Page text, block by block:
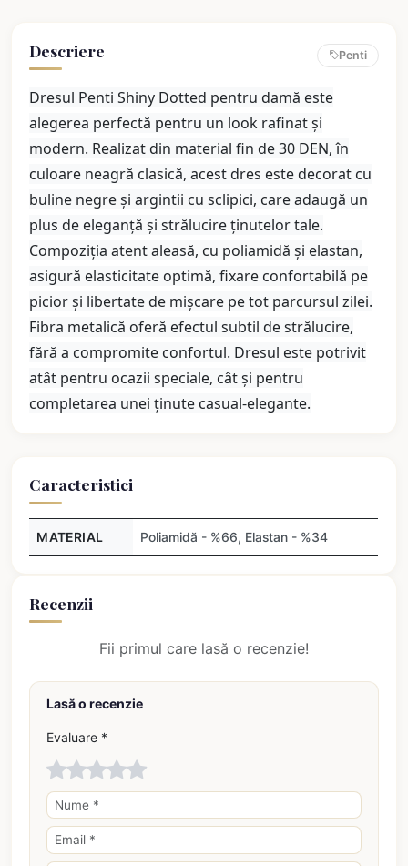
Descriere Penti
Dresul Penti Shiny Dotted pentru damă este
alegerea perfectă pentru un look rafinat și
modern. Realizat din material fin de 30 DEN, în
culoare neagră clasică, acest dres este decorat cu
buline negre și argintii cu sclipici, care adaugă un
plus de eleganță și strălucire ținutelor tale.
Compoziția atent aleasă, cu poliamidă și elastan,
asigură elasticitate optimă, fixare confortabilă pe
picior și libertate de mișcare pe tot parcursul zilei.
Fibra metalică oferă efectul subtil de strălucire,
fără a compromite confortul. Dresul este potrivit
atât pentru ocazii speciale, cât și pentru
completarea unei ținute casual-elegante.
Caracteristici
MATERIAL Poliamidă - %66, Elastan - %34
Recenzii
Fii primul care lasă o recenzie!
Lasă o recenzie
Evaluare *